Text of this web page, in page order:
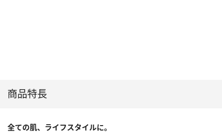
商品特長
全ての肌、ライフスタイルに。